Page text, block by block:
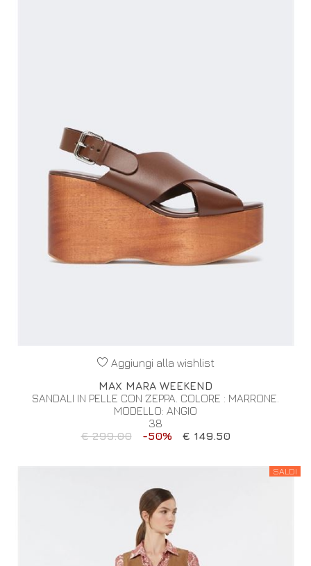
Aggiungi alla wishlist
MAX MARA WEEKEND
SANDALI IN PELLE CON ZEPPA. COLORE : MARRONE.
MODELLO: ANGIO
38
€ 299.00
-50% € 149.50
SALDI